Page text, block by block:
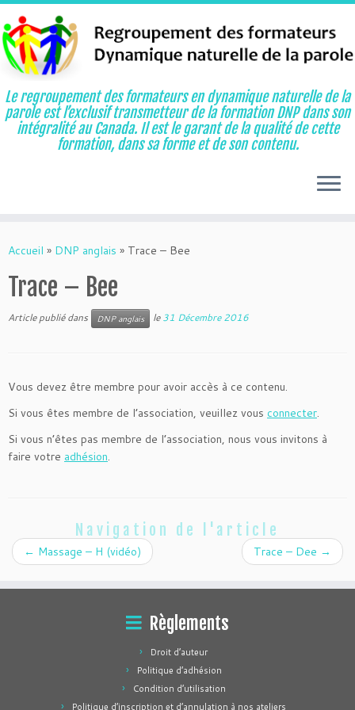
au
Le regroupement des formateurs en dynamique naturelle de la
parole est l’exclusif transmetteur de la formation DNP dans son
intégralité au Canada. Il est le garant de la qualité de cette
formation, dans sa forme et de son contenu.
Accueil » DNP anglais » Trace – Bee
Trace – Bee
Article publié dans DNP anglais le31 Décembre 2016
Vous devez être membre pour avoir accès à ce contenu.
Si vous êtes membre de l’association, veuillez vous connecter.
Si vous n’êtes pas membre de l’association, nous vous invitons à
faire votre adhésion.
Navigation de l'article
← Massage – H (vidéo) Trace – Dee →
Règlements
Droit d’auteur
Politique d’adhésion
Condition d’utilisation
Politique d’inscription et d’annulation à nos ateliers